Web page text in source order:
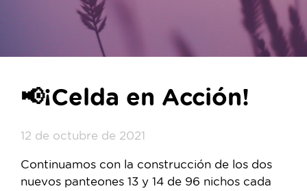
📢¡Celda en Acción!
12 de octubre de 2021
Continuamos con la construcción de los dos
nuevos panteones 13 y 14 de 96 nichos cada